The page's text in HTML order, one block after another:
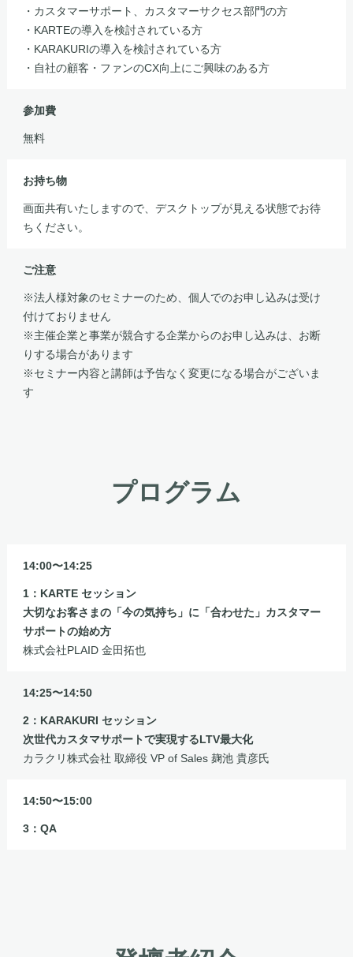
・カスタマーサポート、カスタマーサクセス部門の方
・KARTEの導入を検討されている方
・KARAKURIの導入を検討されている方
・自社の顧客・ファンのCX向上にご興味のある方
参加費
無料
お持ち物
画面共有いたしますので、デスクトップが見える状態でお待
ちください。
ご注意
※法人様対象のセミナーのため、個人でのお申し込みは受け
付けておりません
※主催企業と事業が競合する企業からのお申し込みは、お断
りする場合があります
※セミナー内容と講師は予告なく変更になる場合がございま
す
プログラム
14:00〜14:25
1：KARTE セッション
大切なお客さまの「今の気持ち」に「合わせた」カスタマー
サポートの始め方
株式会社PLAID 金田拓也
14:25〜14:50
2：KARAKURI セッション
次世代カスタマサポートで実現するLTV最大化
カラクリ株式会社 取締役 VP of Sales 麹池 貴彦氏
14:50〜15:00
3：QA